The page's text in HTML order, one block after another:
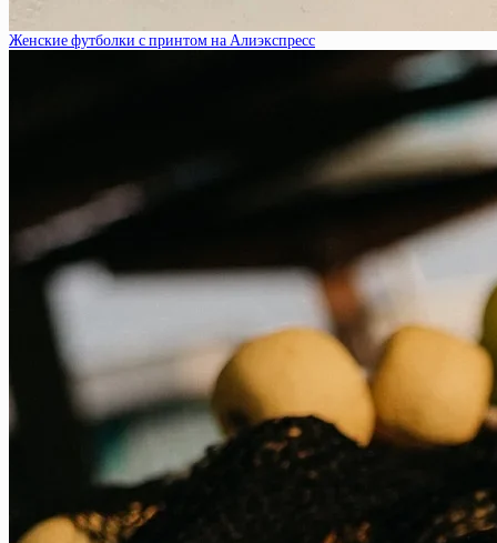
Женские футболки с принтом на Алиэкспресс